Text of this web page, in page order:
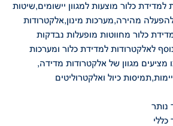
למדידת כלור מוצעות למגוון יישומים,שיטות
מהירה,מערכות מינון,אלקטרודות
כלור מחווטות מופעלות נבדקות
לאלקטרודות למדידת כלור ומערכות
מציעים מגווןשל אלקטרודות מדידה,
כיול ואלקטרוליטים
נותר
כללי